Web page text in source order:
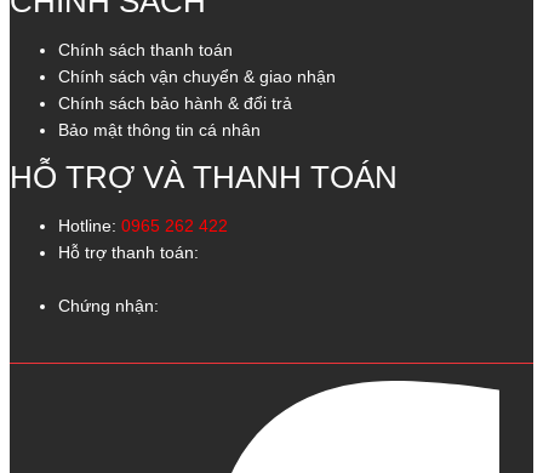
Chính sách thanh toán
Chính sách vận chuyển & giao nhận
Chính sách bảo hành & đổi trả
Bảo mật thông tin cá nhân
HỖ TRỢ VÀ THANH TOÁN
Hotline: 0965 262 422
Hỗ trợ thanh toán:
Chứng nhận: